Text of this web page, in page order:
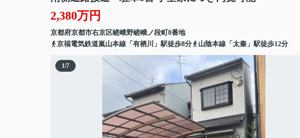
2,380万円
京都府京都市右京区嵯峨野嵯峨ノ段町 8番地
京福電気鉄道嵐山本線「有栖川」駅徒歩8分
山陰本線「太秦」駅徒歩12分
1/7